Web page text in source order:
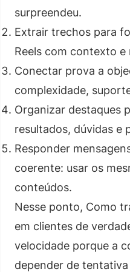
surpreendeu.
Extrair trechos para
Reels com contexto e
Conectar prova a
complexidade,
Organizar destaques
resultados, dúvidas e
Responder
coerente: usar os
conteúdos.
Nesse ponto, Como
em clientes de
velocidade porque a
depender de